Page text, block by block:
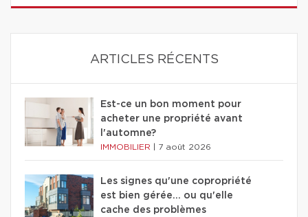
ARTICLES RÉCENTS
Est-ce un bon moment pour
acheter une propriété avant
l'automne?
IMMOBILIER 7 août 2026
Les signes qu'une copropriété
est bien gérée… ou qu'elle
cache des problèmes